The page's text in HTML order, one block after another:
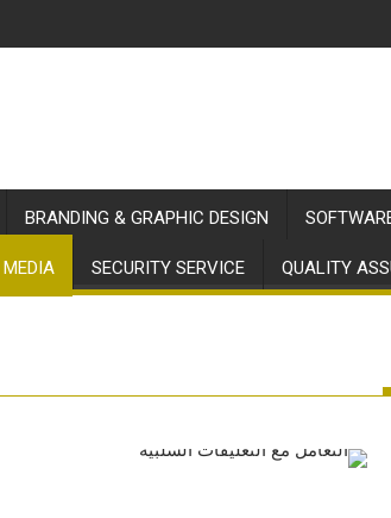
BRANDING & GRAPHIC DESIGN
QUALITY
SECURITY SERVICE